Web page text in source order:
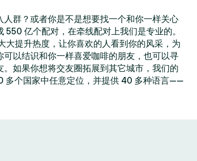
群？或者你是不是想要找一个和你一样关心
亿个配对，在牵线配对上我们是专业的。
大提升热度，让你喜欢的人看到你的风采，为
以结识和你一样喜爱咖啡的朋友，也可以寻
如果你想将交友圈拓展到其它城市，我们的
多个国家中任意定位，并提供 40 多种语言——